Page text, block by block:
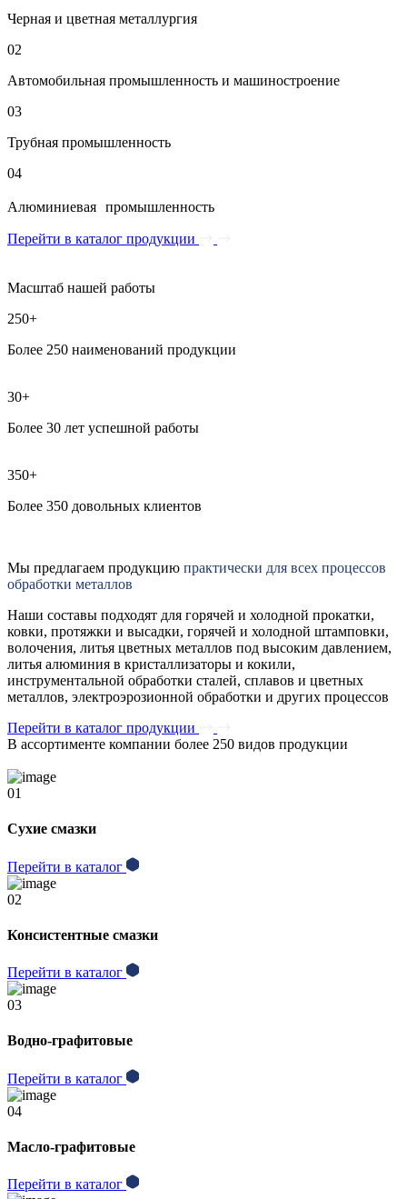
Черная и цветная металлургия
02
Автомобильная промышленность и машиностроение
03
Трубная промышленность
04
Алюминиевая промышленность
Перейти в каталог продукции
Масштаб нашей работы
250+
Более 250 наименований продукции
30+
Более 30 лет успешной работы
350+
Более 350 довольных клиентов
Мы предлагаем продукцию практически для всех процессов
обработки металлов
Наши составы подходят для горячей и холодной прокатки,
ковки, протяжки и высадки, горячей и холодной штамповки,
волочения, литья цветных металлов под высоким давлением,
литья алюминия в кристаллизаторы и кокили,
инструментальной обработки сталей, сплавов и цветных
металлов, электроэрозионной обработки и других процессов
Перейти в каталог продукции
В ассортименте компании более 250 видов продукции
01
Сухие смазки
Перейти в каталог
02
Консистентные смазки
Перейти в каталог
03
Водно-графитовые
Перейти в каталог
04
Масло-графитовые
Перейти в каталог